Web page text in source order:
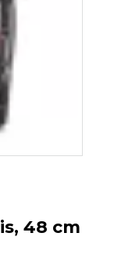
48 cm